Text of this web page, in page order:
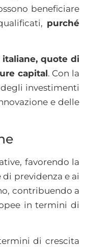
beneficiare
purché
quote di
capital. Con la
investimenti
e delle
favorendo la
previdenza e ai
contribuendo a
in termini di
di crescita